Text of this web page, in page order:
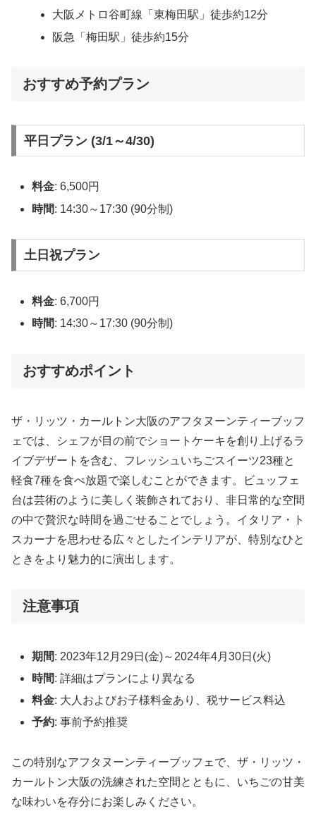
大阪メトロ谷町線「東梅田駅」徒歩約12分
阪急「梅田駅」徒歩約15分
おすすめ予約プラン
平日プラン (3/1～4/30)
料金: 6,500円
時間: 14:30～17:30 (90分制)
土日祝プラン
料金: 6,700円
時間: 14:30～17:30 (90分制)
おすすめポイント
ザ・リッツ・カールトン大阪のアフタヌーンティーブッフ
ェでは、シェフが目の前でショートケーキを創り上げるラ
イブデザートを含む、フレッシュいちごスイーツ23種と
軽食7種を食べ放題で楽しむことができます。ビュッフェ
台は芸術のように美しく装飾されており、非日常的な空間
の中で贅沢な時間を過ごせることでしょう。イタリア・ト
スカーナを思わせる広々としたインテリアが、特別なひと
ときをより魅力的に演出します。
注意事項
期間: 2023年12月29日(金)～2024年4月30日(火)
時間: 詳細はプランにより異なる
料金: 大人およびお子様料金あり、税サービス料込
予約: 事前予約推奨
この特別なアフタヌーンティーブッフェで、ザ・リッツ・
カールトン大阪の洗練された空間とともに、いちごの甘美
な味わいを存分にお楽しみください。